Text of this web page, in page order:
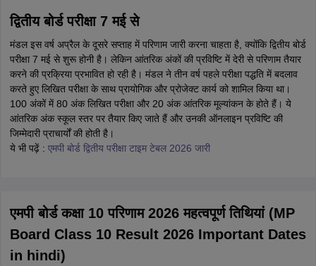
द्वितीय बोर्ड परीक्षा 7 मई से
मंडल इस वर्ष अप्रैल के दूसरे सप्ताह में परिणाम जारी करना चाहता है, क्योंकि द्वितीय बोर्ड
परीक्षा 7 मई से शुरू होनी है। लेकिन आंतरिक अंकों की प्रविष्टि में देरी से परिणाम तैयार
करने की प्रक्रिया प्रभावित हो रही है। मंडल ने तीन वर्ष पहले परीक्षा पद्धति में बदलाव
करते हुए लिखित परीक्षा के साथ प्रायोगिक और प्रोजेक्ट कार्य को शामिल किया था।
100 अंकों में 80 अंक लिखित परीक्षा और 20 अंक आंतरिक मूल्यांकन के होते हैं। ये
आंतरिक अंक स्कूल स्तर पर तैयार किए जाते हैं और उनकी ऑनलाइन प्रविष्टि की
जिम्मेदारी प्राचार्यों की होती है।
ये भी पढ़ें : एमपी बोर्ड द्वितीय परीक्षा टाइम टेबल 2026 जारी
एमपी बोर्ड कक्षा 10 परिणाम 2026 महत्वपूर्ण तिथियां (MP
Board Class 10 Result 2026 Important Dates
in hindi)